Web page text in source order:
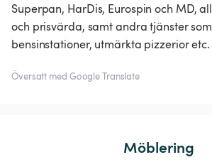
Superpan, HarDis, Eurospin och MD,
och prisvärda, samt andra tjänster
bensinstationer, utmärkta pizzerior etc.
Översatt med Google Translate
Möblering